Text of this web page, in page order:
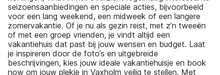
seizoensaanbiedingen en speciale acties, bijvoorbeeld
voor een lang weekend, een midweek of een langere
zomervakantie. Of je nu als gezin reist, met z’n tweeën
of met een groep vrienden, je vindt altijd een
vakantiehuis dat past bij jouw wensen en budget. Laat
je inspireren door de foto’s en uitgebreide
beschrijvingen, kies jouw ideale vakantiehuisje en book
now om jouw plekje in Vaxholm veilig te stellen. Met